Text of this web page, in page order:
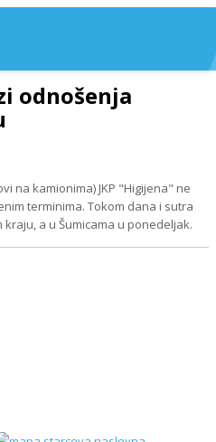
odnošenja
na kamionima) JKP "Higijena" ne
terminima. Tokom dana i sutra
a u Šumicama u ponedeljak.